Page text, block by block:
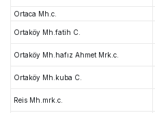
Ortaca Mh.c.
Ortaköy Mh.fatih C.
Ortaköy Mh.hafız Ahmet Mrk.c.
Ortaköy Mh.kuba C.
Reis Mh.mrk.c.